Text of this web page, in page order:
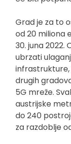
Grad je za to
od 20 miliona
30. juna 2022.
ubrzati
drugih
5G mreže.
austrijske
do 240
za razdoblje